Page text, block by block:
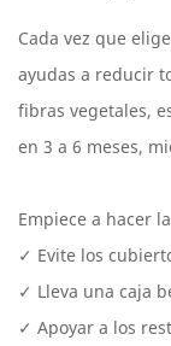
Cada vez que
ayudas a reducir
fibras vegetales,
en 3 a 6 meses,
Empiece a hacer
✓ Evite los
✓ Lleva una caja
✓ Apoyar a los